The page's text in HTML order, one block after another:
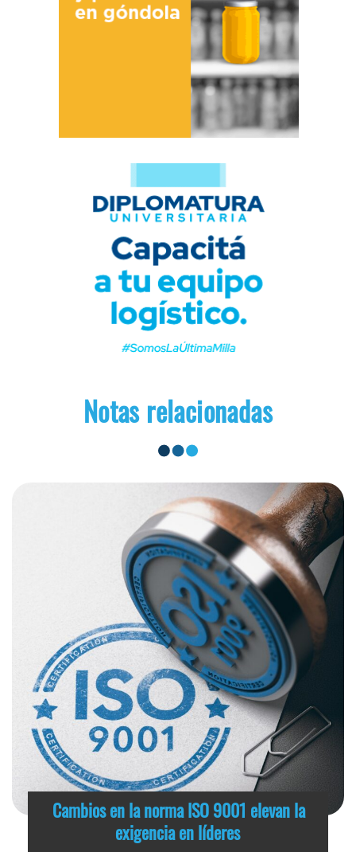
Notas relacionadas
Cambios en la norma ISO 9001 elevan la
exigencia en líderes